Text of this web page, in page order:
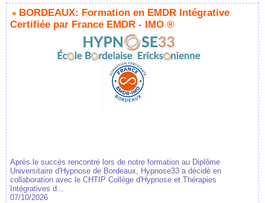
BORDEAUX: Formation en EMDR Intégrative
Certifiée par France EMDR - IMO ®
Après le succès rencontré lors de notre formation au Diplôme
Universitaire d'Hypnose de Bordeaux, Hypnose33 a décidé en
collaboration avec le CHTIP Collège d'Hypnose et Thérapies
Intégratives d...
07/10/2026